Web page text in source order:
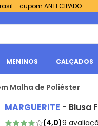
- cupom ANTECIPADO
MENINOS CALÇADOS
Malha de Poliéster
MARGUERITE - Blusa
(4,0)9